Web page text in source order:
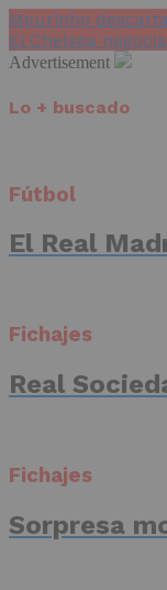
Mourinho
El Chelsea
Advertisement
Lo + buscado
Fútbol
El Real
Fichajes
Real
Fichajes
Sorpresa